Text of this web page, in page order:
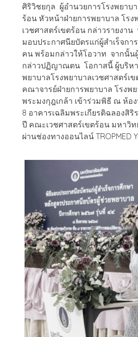
ศิริวิชยกุล ผู้อำนวยการโรงพยาบ
ร้อน หัวหน้าฝ่ายการพยาบาล โรง
เวชศาสตร์เขตร้อน กล่าวรายงา
มอบประกาศนียบัตรแก่ผู้สำเร็จกา
คน พร้อมกล่าวให้โอวาท จากนั้น
กล่าวปฏิญาณตน โอกาสนี้ ผู้บริหา
พยาบาลโรงพยาบาลเวชศาสตร์เ
คณาจารย์ฝ่ายการพยาบาล โรงพ
พระมงกุฎเกล้า เข้าร่วมพิธี ณ ห้อ
8 อาคารเฉลิมพระเกียรติฉลองสิ
ปี คณะเวชศาสตร์เขตร้อน มหาวิ
ผ่านช่องทางออนไลน์ TROPMED